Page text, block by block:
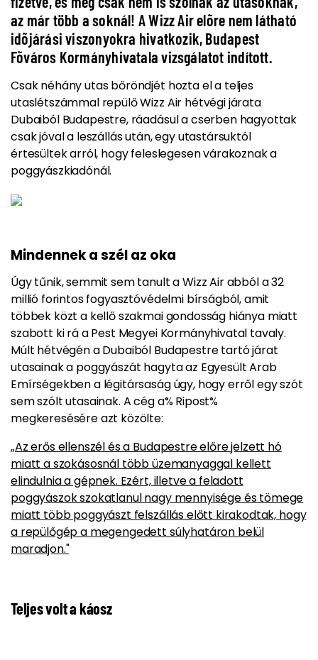
az már több a soknál! A Wizz Air elõre nem látható
idõjárási viszonyokra hivatkozik, Budapest
Fõváros Kormányhivatala vizsgálatot indított.
Csak néhány utas bőröndjét hozta el a teljes
utaslétszámmal repülő Wizz Air hétvégi járata
Dubaiból Budapestre, ráadásul a cserben hagyottak
csak jóval a leszállás után, egy utastársuktól
értesültek arról, hogy feleslegesen várakoznak a
poggyászkiadónál.
Mindennek a szél az oka
Úgy tűnik, semmit sem tanult a Wizz Air abból a 32
millió forintos fogyasztóvédelmi bírságból, amit
többek közt a kellő szakmai gondosság hiánya miatt
szabott ki rá a Pest Megyei Kormányhivatal tavaly.
Múlt hétvégén a Dubaiból Budapestre tartó járat
utasainak a poggyászát hagyta az Egyesült Arab
Emírségekben a légitársaság úgy, hogy erről egy szót
sem szólt utasainak. A cég a% Ripost%
megkeresésére azt közölte:
„Az erős ellenszél és a Budapestre előre jelzett hó
miatt a szokásosnál több üzemanyaggal kellett
elindulnia a gépnek. Ezért, illetve a feladott
poggyászok szokatlanul nagy mennyisége és tömege
miatt több poggyászt felszállás előtt kirakodtak, hogy
a repülőgép a megengedett súlyhatáron belül
maradjon."
Teljes volt a káosz